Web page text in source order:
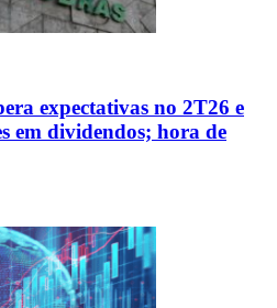
expectativas no 2T26 e
em dividendos; hora de